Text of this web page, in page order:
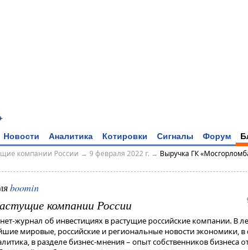
Новости Аналитика Котировки Сигналы Форум
компании России → 9 февраля 2022 г. → Выручка ГК
boomin
компании России
журнал об инвестициях в растущие российские компании. В
мировые, российские и региональные новости экономики, в
в разделе бизнес-мнения – опыт собственников бизнеса